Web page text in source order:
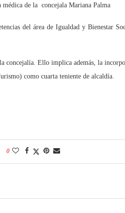
médica de la concejala Mariana Palma
del área de Igualdad y Bienestar
concejalía. Ello implica además, la
como cuarta teniente de alcaldía.
0